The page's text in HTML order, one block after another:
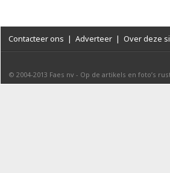
Contacteer ons | Adverteer | Over deze
© 2004-2013 Faes nv - Op de artikels en foto’s